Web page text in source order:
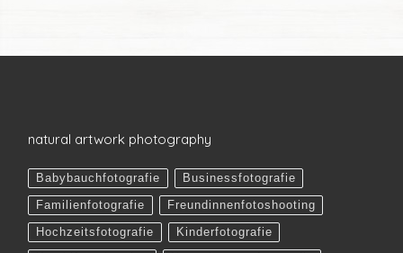
natural artwork photography
Babybauchfotografie Businessfotografie
Familienfotografie Freundinnenfotoshooting
Hochzeitsfotografie Kinderfotografie